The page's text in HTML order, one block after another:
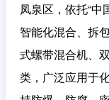
凤泉区，依托“中
智能化混合、拆
式螺带混合机、
类，广泛应用于